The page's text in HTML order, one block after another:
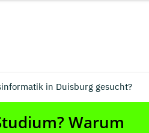
in Duisburg gesucht?